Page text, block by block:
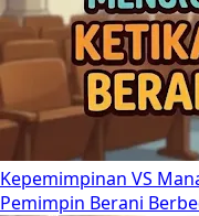
Kepemimpinan VS
Pemimpin Berani